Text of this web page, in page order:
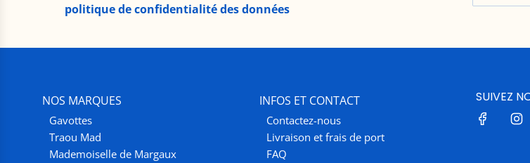
politique de confidentialité des données
NOS MARQUES
Gavottes
Traou Mad
Mademoiselle de Margaux
INFOS ET CONTACT
Contactez-nous
Livraison et frais de port
FAQ
SUIVEZ